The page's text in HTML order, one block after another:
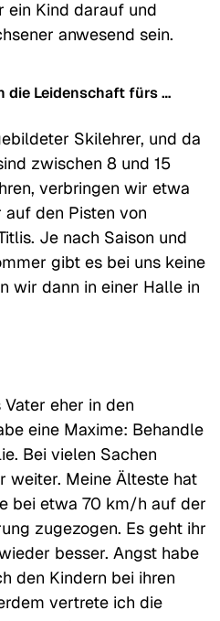
ein Kind darauf und
anwesend sein.
die Leidenschaft fürs …
Skilehrer, und da
zwischen 8 und 15
verbringen wir etwa
den Pisten von
Je nach Saison und
gibt es bei uns keine
wir dann in einer Halle in
eher in den
eine Maxime: Behandle
Bei vielen Sachen
weiter. Meine Älteste hat
bei etwa 70 km/h auf der
zugezogen. Es geht ihr
besser. Angst habe
den Kindern bei ihren
vertrete ich die